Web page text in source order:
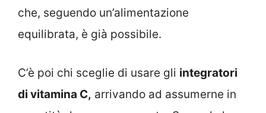
che, seguendo un’alimentazione
equilibrata, è già possibile.
C’è poi chi sceglie di usare gli integratori
di vitamina C, arrivando ad assumerne in